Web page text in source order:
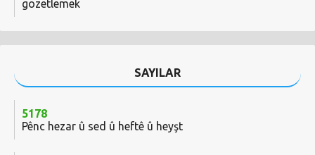
gözetlemek
SAYILAR
5178
Pênc hezar û sed û heftê û heyşt